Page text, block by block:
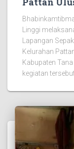
Linggi
Lapangan
Kelurahan
Kabupaten
kegiatan